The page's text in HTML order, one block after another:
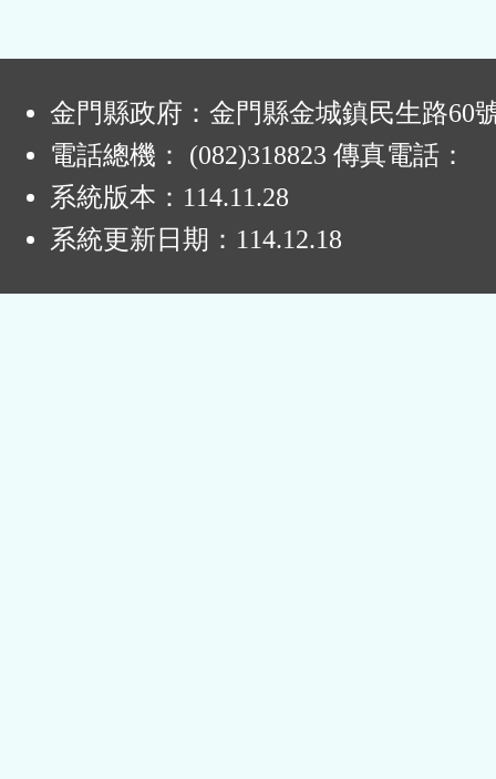
金門縣政府：金門縣金城鎮民生路60
電話總機： (082)318823 傳真電話：
系統版本： 114.11.28
系統更新日期： 114.12.18